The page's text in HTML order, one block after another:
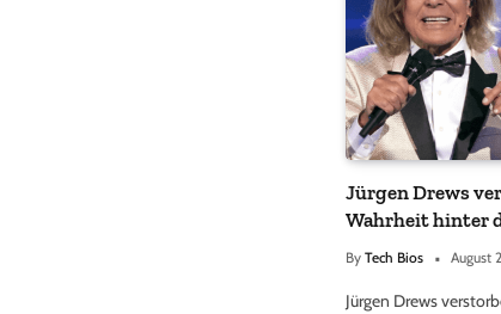
Jürgen Drews
Wahrheit hinter
By Tech Bios August
Jürgen Drews